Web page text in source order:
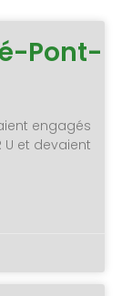
Pont-
engagés
U et devaient